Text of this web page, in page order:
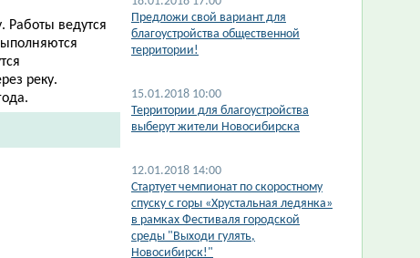
Работы ведутся
реку.
Предложи свой вариант для
благоустройства общественной
территории!
15.01.2018 10:00
Территории для благоустройства
выберут жители Новосибирска
12.01.2018 14:00
Стартует чемпионат по скоростному
спуску с горы «Хрустальная ледянка»
в рамках Фестиваля городской
среды "Выходи гулять,
Новосибирск!"